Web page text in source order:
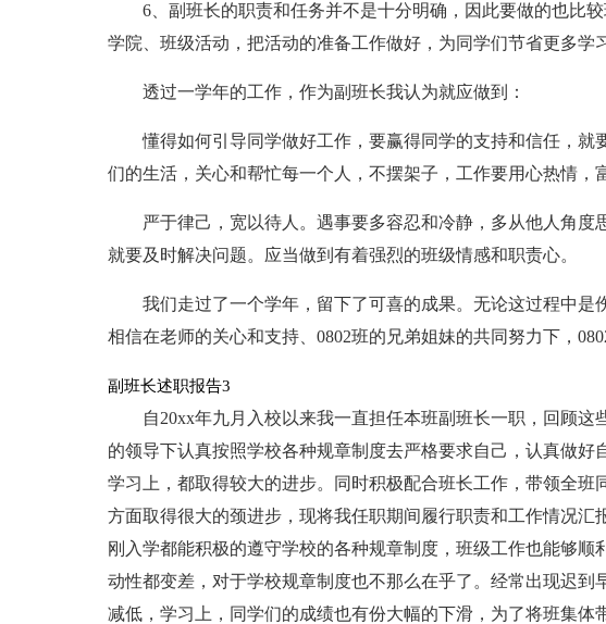
6、副班长的职责和任务并不是十分明确，因此要做的也比
学院、班级活动，把活动的准备工作做好，为同学们节省更多学
透过一学年的工作，作为副班长我认为就应做到：
懂得如何引导同学做好工作，要赢得同学的支持和信任，就
们的生活，关心和帮忙每一个人，不摆架子，工作要用心热情，
严于律己，宽以待人。遇事要多容忍和冷静，多从他人角度
就要及时解决问题。应当做到有着强烈的班级情感和职责心。
我们走过了一个学年，留下了可喜的成果。无论这过程中是
相信在老师的关心和支持、0802班的兄弟姐妹的共同努力下，
副班长述职报告3
自20xx年九月入校以来我一直担任本班副班长一职，回顾
的领导下认真按照学校各种规章制度去严格要求自己，认真做好
学习上，都取得较大的进步。同时积极配合班长工作，带领全班
方面取得很大的颈进步，现将我任职期间履行职责和工作情况汇
刚入学都能积极的遵守学校的各种规章制度，班级工作也能够顺
动性都变差，对于学校规章制度也不那么在乎了。经常出现迟到
减低，学习上，同学们的成绩也有份大幅的下滑，为了将班集体